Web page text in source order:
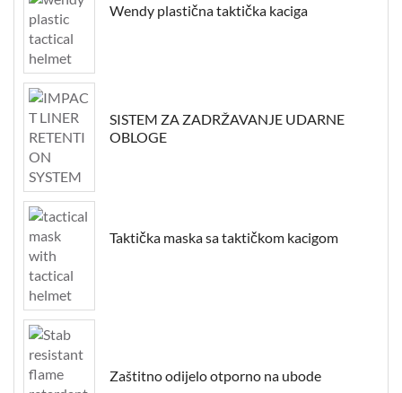
Wendy plastična taktička kaciga
SISTEM ZA ZADRŽAVANJE UDARNE
OBLOGE
Taktička maska sa taktičkom kacigom
Zaštitno odijelo otporno na ubode